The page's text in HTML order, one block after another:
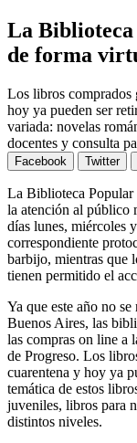
La
de forma
Los libros comprados
hoy ya pueden ser
variada: novelas
docentes y consulta
Facebook Twitter
La Biblioteca
la atención al público
días lunes, miércoles
correspondiente
barbijo, mientras que
tienen permitido el
Ya que este año no
Buenos Aires, las
las compras on line a
de Progreso. Los
cuarentena y hoy ya
temática de estos
juveniles, libros para
distintos niveles.